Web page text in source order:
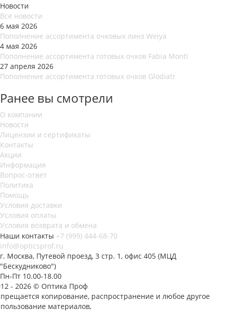
Новости
Все новости
6 мая 2026
Пополнение ассортимента очковых линз Weiya
4 мая 2026
Пополнение ассортимента готовых очков Fabia Monti
27 апреля 2026
Пополнение ассортимента готовых очков Glodiatr
Ранее вы смотрели
О компании
Новости
Лицензии и сертификаты
Контакты
Акции
Информация
Вопрос-ответ
Политика
Помощь
Условия доставки
Условия оплаты
Условия возврата и обмена
Наши контакты +7 (999) 444-68-70
info@opticsprof.ru
г. Москва, Путевой проезд, 3 стр. 1, офис 405 (МЦД
"Бескудниково")
Пн-Пт 10.00-18.00
- 2026 © Оптика Проф
копирование, распространение и любое другое
материалов,